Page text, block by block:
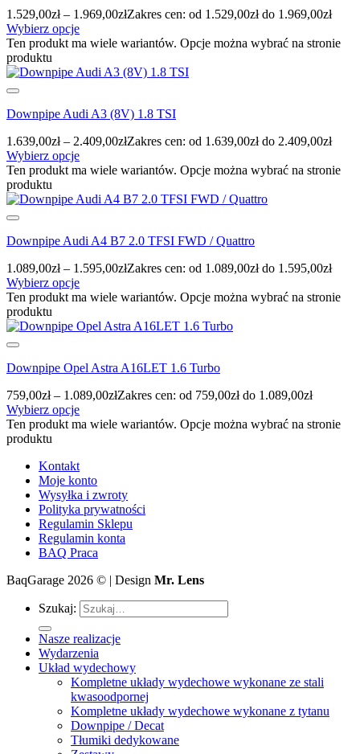
1.529,00zł – 1.969,00złZakres cen: od 1.529,00zł do 1.969,00zł
Wybierz opcje
Ten produkt ma wiele wariantów. Opcje można wybrać na stronie
produktu
Downpipe Audi A3 (8V) 1.8 TSI
1.639,00zł – 2.409,00złZakres cen: od 1.639,00zł do 2.409,00zł
Wybierz opcje
Ten produkt ma wiele wariantów. Opcje można wybrać na stronie
produktu
Downpipe Audi A4 B7 2.0 TFSI FWD / Quattro
1.089,00zł – 1.595,00złZakres cen: od 1.089,00zł do 1.595,00zł
Wybierz opcje
Ten produkt ma wiele wariantów. Opcje można wybrać na stronie
produktu
Downpipe Opel Astra A16LET 1.6 Turbo
759,00zł – 1.089,00złZakres cen: od 759,00zł do 1.089,00zł
Wybierz opcje
Ten produkt ma wiele wariantów. Opcje można wybrać na stronie
produktu
Kontakt
Moje konto
Wysyłka i zwroty
Polityka prywatności
Regulamin Sklepu
Regulamin konta
BAQ Praca
BaqGarage 2026 © | Design Mr. Lens
Szukaj:
Nasze realizacje
Wydarzenia
Układ wydechowy
Kompletne układy wydechowe wykonane ze stali
kwasoodpornej
Kompletne układy wydechowe wykonane z tytanu
Downpipe / Decat
Tłumiki dedykowane